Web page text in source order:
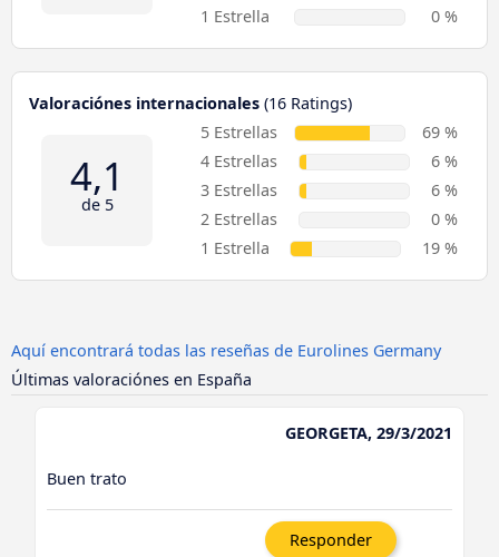
1 Estrella
0 %
Valoraciónes internacionales (16 Ratings)
4,1
de 5
5 Estrellas
69 %
4 Estrellas
6 %
3 Estrellas
6 %
2 Estrellas
0 %
1 Estrella
19 %
Aquí encontrará todas las reseñas de Eurolines Germany
Últimas valoraciónes en España
GEORGETA, 29/3/2021
Buen trato
Responder